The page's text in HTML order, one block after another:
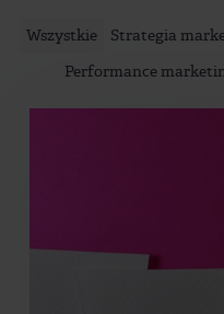
Wszystkie Strategia
Performance